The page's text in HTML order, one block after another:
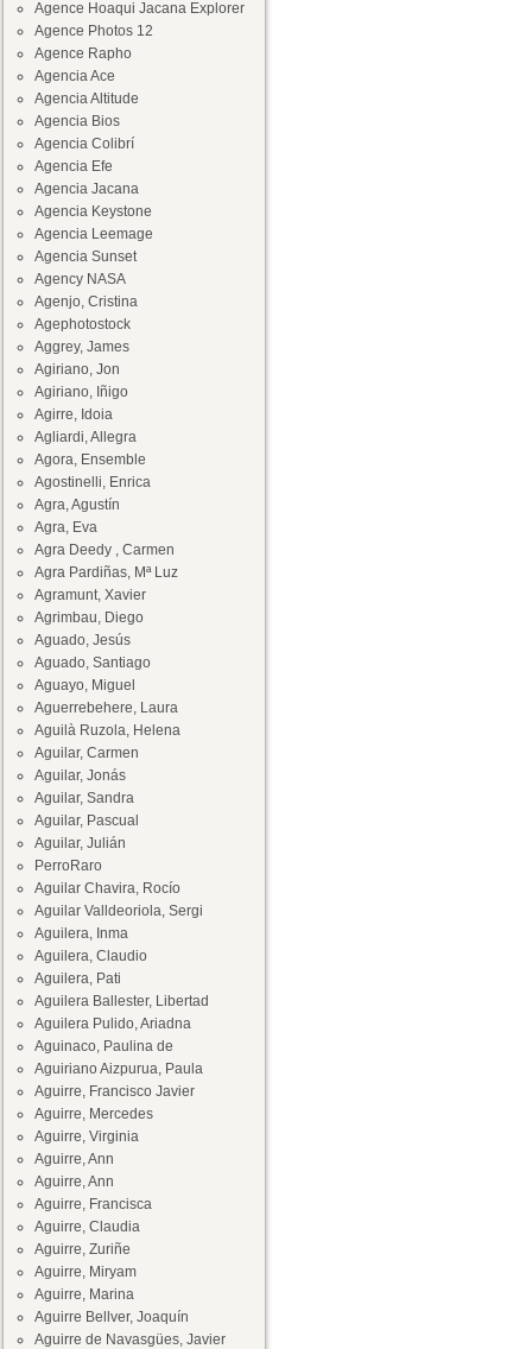
Agence Hoaqui Jacana Explorer
Agence Photos 12
Agence Rapho
Agencia Ace
Agencia Altitude
Agencia Bios
Agencia Colibrí
Agencia Efe
Agencia Jacana
Agencia Keystone
Agencia Leemage
Agencia Sunset
Agency NASA
Agenjo, Cristina
Agephotostock
Aggrey, James
Agiriano, Jon
Agiriano, Iñigo
Agirre, Idoia
Agliardi, Allegra
Agora, Ensemble
Agostinelli, Enrica
Agra, Agustín
Agra, Eva
Agra Deedy , Carmen
Agra Pardiñas, Mª Luz
Agramunt, Xavier
Agrimbau, Diego
Aguado, Jesús
Aguado, Santiago
Aguayo, Miguel
Aguerrebehere, Laura
Aguilà Ruzola, Helena
Aguilar, Carmen
Aguilar, Jonás
Aguilar, Sandra
Aguilar, Pascual
Aguilar, Julián
PerroRaro
Aguilar Chavira, Rocío
Aguilar Valldeoriola, Sergi
Aguilera, Inma
Aguilera, Claudio
Aguilera, Pati
Aguilera Ballester, Libertad
Aguilera Pulido, Ariadna
Aguinaco, Paulina de
Aguiriano Aizpurua, Paula
Aguirre, Francisco Javier
Aguirre, Mercedes
Aguirre, Virginia
Aguirre, Ann
Aguirre, Ann
Aguirre, Francisca
Aguirre, Claudia
Aguirre, Zuriñe
Aguirre, Miryam
Aguirre, Marina
Aguirre Bellver, Joaquín
Aguirre de Navasgües, Javier